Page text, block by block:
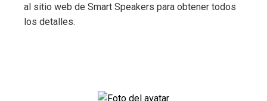
al sitio web de Smart Speakers para obtener todos
los detalles.